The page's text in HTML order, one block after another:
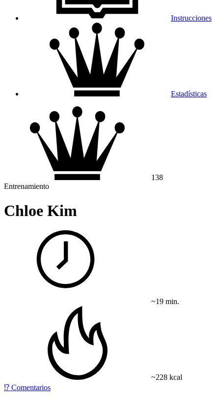
Instrucciones
Estadísticas
138
Entrenamiento
Chloe Kim
~19 min.
~228 kcal
⁉️ Comentarios